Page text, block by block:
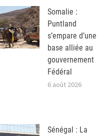
Somalie :
Puntland
s’empare d’une
base alliée au
gouvernement
Fédéral
6 août 2026
Sénégal : La